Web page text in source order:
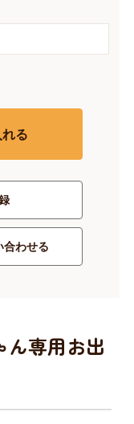
る
合わせる
ん専用お出